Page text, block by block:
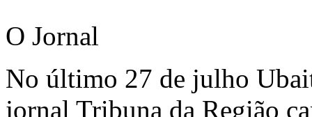
O Jornal
No último 27 de julho
jornal Tribuna da Região